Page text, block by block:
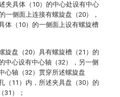
夹具体（10）的中心处设有中心
一侧面上连接有螺旋盘（20），
体（10）的一侧面上设有螺旋槽
旋盘（20）具有螺旋槽（21）的
中心设有中心轴（32），另一侧
心轴（32）贯穿所述螺旋盘
（11）内，所述夹具盘（30）的
31）；